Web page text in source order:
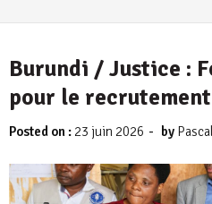
Burundi / Justice :
pour le
Posted on : 23 juin 2026 - by